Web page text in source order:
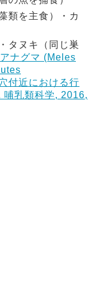
類を主食）・カ
タヌキ（同じ巣
ナグマ (Meles
付近における行
哺乳類科学, 2016,